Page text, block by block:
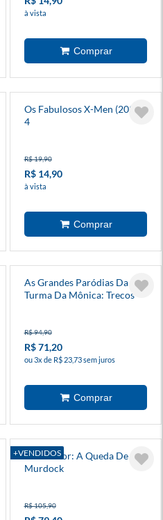
à vista
Os Fabulosos X-Men (2025)
4
R$ 19,90
R$ 14,90
à vista
As Grandes Paródias Da
Turma Da Mônica: Trecos
R$ 94,90
R$ 71,20
ou 3x de R$ 23,73 sem juros
+VENDIDOS
Demolidor: A Queda De
Murdock
R$ 105,90